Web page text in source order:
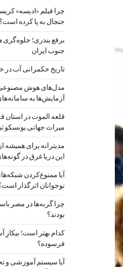
چرا فیلم «ادیسه»
جنجال به پا کرده است؟
برقع بندری؛ جلوه‌گری
جنوب ایران
تاریخ حکمرانی آب در
مدل‌های هوش مصنوعی
آزمایش‌ها به
قلعه الموت در
میراث جهانی یونسکو
مدیترانه برای همیشه
این دریا غرق در
آیا ممنوع‌کردن
نوجوانان اثرگذار
چرا گربه‌ها در مصر
بودند؟
کدام بهتر است؛ بیکارِ
فرسوده؟
آیا سیستم آموزشی و